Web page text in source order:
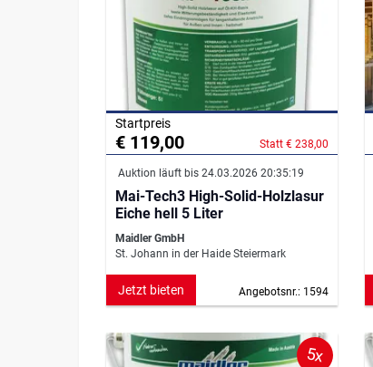
Startpreis
€ 119,00 Statt € 238,00
Auktion läuft bis 24.03.2026 20:35:19
Mai-Tech3 High-Solid-Holzlasur
Eiche hell 5 Liter
Maidler GmbH
St. Johann in der Haide Steiermark
Angebotsnr.: 1594
Jetzt bieten
5x